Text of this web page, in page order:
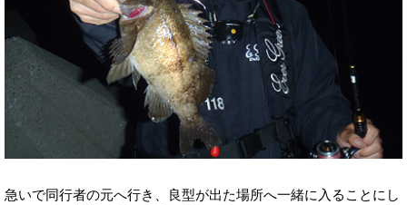
急いで同行者の元へ行き、良型が出た場所へ一緒に入ることにし